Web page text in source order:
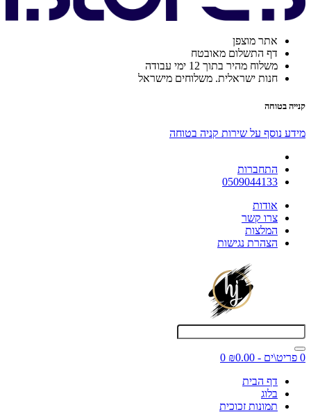
אתר מוצפן
דף התשלום מאובטח
משלוח מהיר בתוך 12 ימי עבודה
חנות ישראלית. משלוחים מישראל
קנייה בטוחה
מידע נוסף על שירות קניה בטוחה
התחברות
0509044133
אודות
צרו קשר
המלצות
הצהרת נגישות
0 פריט\ים - ₪0.00
0
דף הבית
בלוג
תמונות זכוכית